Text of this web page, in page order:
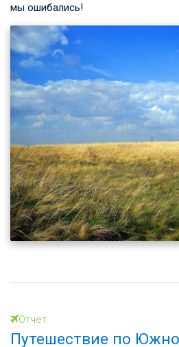
мы ошибались!
Отчет
Путешествие по